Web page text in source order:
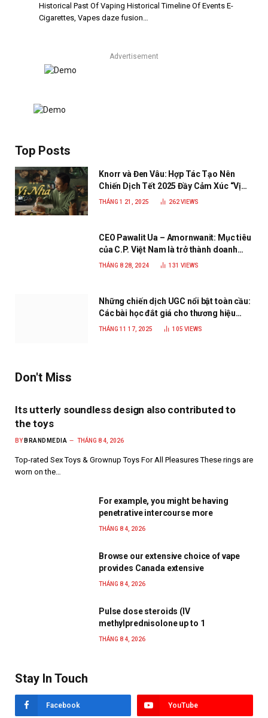
Historical Past Of Vaping Historical Timeline Of Events E-
Cigarettes, Vapes daze fusion…
Advertisement
Top Posts
Knorr và Đen Vâu: Hợp Tác Tạo Nên
Chiến Dịch Tết 2025 Đầy Cảm Xúc “Vị
Nhà”
THÁNG 1 21, 2025 262VIEWS
CEO Pawalit Ua – Amornwanit: Mục tiêu
của C.P. Việt Nam là trở thành doanh
nghiệp xanh, phát triển bền vững
THÁNG 8 28, 2024 131 VIEWS
Những chiến dịch UGC nổi bật toàn cầu:
Các bài học đắt giá cho thương hiệu
năm 2025
THÁNG 11 17, 2025 105 VIEWS
Don't Miss
Its utterly soundless design also contributed to
the toys
BY BRANDMEDIA THÁNG 8 4, 2026
Top-rated Sex Toys & Grownup Toys For All Pleasures These rings are
worn on the…
For example, you might be having
penetrative intercourse more
THÁNG 8 4, 2026
Browse our extensive choice of vape
provides Canada extensive
THÁNG 8 4, 2026
Pulse dose steroids (IV
methylprednisolone up to 1
THÁNG 8 4, 2026
Stay In Touch
Facebook YouTube